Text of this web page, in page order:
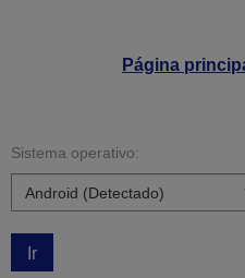
Página
Sistema operativo:
Ir